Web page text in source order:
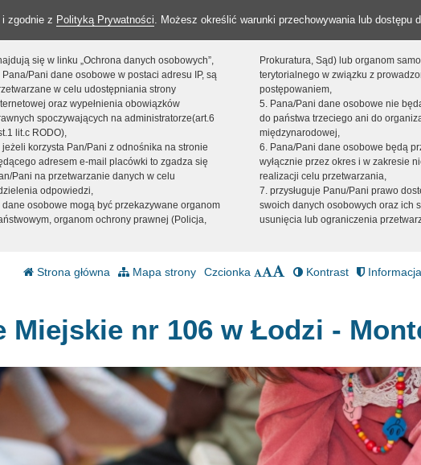
zgodnie z Polityką Prywatności. Możesz określić warunki przechowywania lub dostępu
się w linku „Ochrona danych osobowych”,
Pana/Pani dane osobowe w postaci adresu IP, są
w celu udostępniania strony
oraz wypełnienia obowiązków
spoczywających na administratorze(art.6
lit.c RODO),
jeżeli korzysta Pan/Pani z odnośnika na stronie
adresem e-mail placówki to zgadza się
Pani na przetwarzanie danych w celu
odpowiedzi,
dane osobowe mogą być przekazywane organom
organom ochrony prawnej (Policja,
Prokuratura, Sąd) lub organom
terytorialnego w związku z
postępowaniem,
5. Pana/Pani dane osobowe nie
do państwa trzeciego ani do
międzynarodowej,
6. Pana/Pani dane osobowe będą
wyłącznie przez okres i w zakresie
realizacji celu przetwarzania,
7. przysługuje Panu/Pani prawo
swoich danych osobowych oraz ich
usunięcia lub ograniczenia
Strona główna Mapa strony Czcionka Kontrast
Miejskie nr 106 w Łodzi -